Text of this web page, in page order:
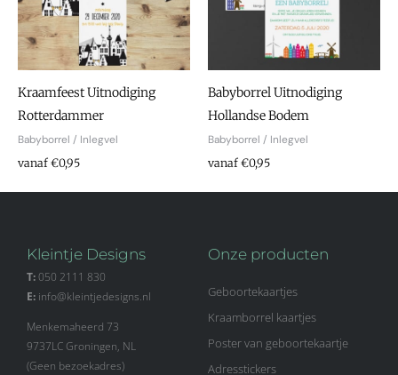
Kraamfeest Uitnodiging
Rotterdammer
Babyborrel / Inlegvel
vanaf €0,95
Babyborrel Uitnodiging
Hollandse Bodem
Babyborrel / Inlegvel
vanaf €0,95
Kleintje Designs
T:050 2111 830
E: info@kleintjedesigns.nl
Menkemaheerd 73
9737LC Groningen, NL
(Geen bezoekadres)
Onze producten
Geboortekaartjes
Kraamborrel kaartjes
Poster van geboortekaartje
Adresstickers